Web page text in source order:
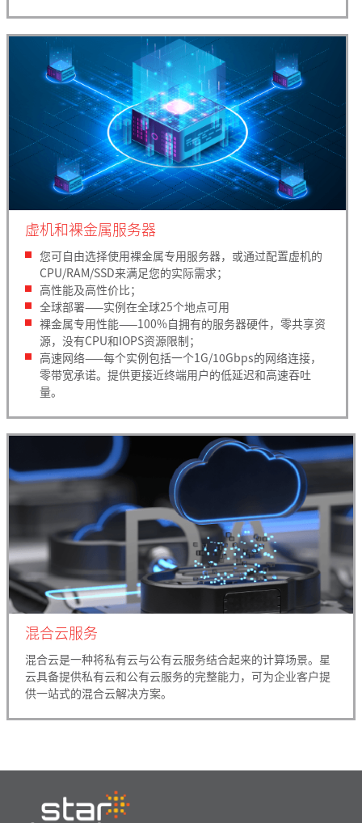
虚机和裸金属服务器
您可自由选择使用裸金属专用服务器，或通过配置虚机的
CPU/RAM/SSD来满足您的实际需求；
高性能及高性价比；
全球部署——实例在全球25个地点可用
裸金属专用性能——100%自拥有的服务器硬件，零共享资
源，没有CPU和IOPS资源限制；
高速网络——每个实例包括一个1G/10Gbps的网络连接，
零带宽承诺。提供更接近终端用户的低延迟和高速吞吐
量。
混合云服务
混合云是一种将私有云与公有云服务结合起来的计算场景。星
云具备提供私有云和公有云服务的完整能力，可为企业客户提
供一站式的混合云解决方案。